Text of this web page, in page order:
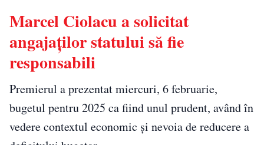
Marcel Ciolacu a solicitat
angajaților statului să fie
responsabili
Premierul a prezentat miercuri, 6 februarie,
bugetul pentru 2025 ca fiind unul prudent, având în
vedere contextul economic și nevoia de reducere a